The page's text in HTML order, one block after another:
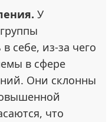
У
в себе, из-за чего
в сфере
Они склонны
что